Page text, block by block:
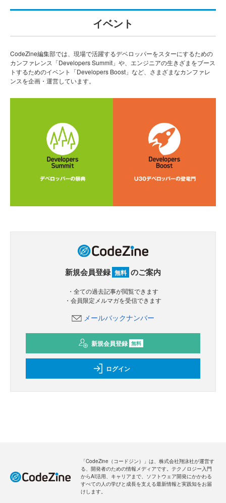
イベント
CodeZine編集部では、現場で活躍するデベロッパーをスターにするための
カンファレンス「Developers Summit」や、エンジニアの生きざまをブース
トするためのイベント「Developers Boost」など、さまざまなカンファレ
ンスを企画・運営しています。
新規会員登録 無料 のご案内
・全ての過去記事が閲覧できます
・会員限定メルマガを受信できます
メールバックナンバー
新規会員登録 無料
ログイン
「CodeZine（コードジン）」は、株式会社翔泳社が運営す
る、開発者のための情報メディアです。テクノロジー入門
からAI活用、キャリアまで、ソフトウェア開発にかかわる
すべての人の学びと成長を支える最新情報と実践知をお届
けします。